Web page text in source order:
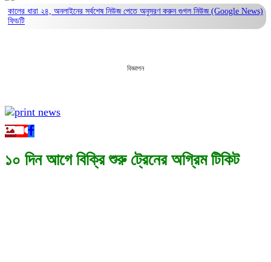
কালের ধারা ২৪, অনলাইনের সর্বশেষ নিউজ পেতে অনুসরণ করুন গুগল নিউজ (Google News)
ফিডটি
বিজ্ঞাপন
১০ দিন আগে বিক্রি শুরু ট্রেনের অগ্রিম টিকিট